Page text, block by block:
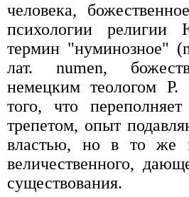
человека,
психологии религии
термин "нуминозное"
лат. numen,
немецким теологом
того, что
трепетом, опыт
властью, но в то же
величественного,
существования.